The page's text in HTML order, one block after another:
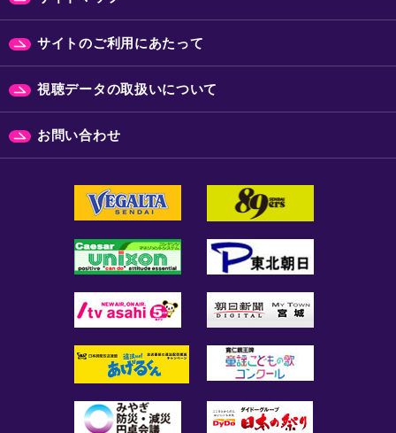
サイトのご利用にあたって
視聴データの取扱いについて
お問い合わせ